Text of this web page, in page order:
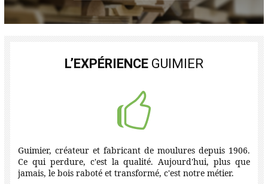
L’EXPÉRIENCE GUIMIER
Guimier, créateur et fabricant de moulures depuis 1906.
Ce qui perdure, c'est la qualité. Aujourd'hui, plus que
jamais, le bois raboté et transformé, c'est notre métier.